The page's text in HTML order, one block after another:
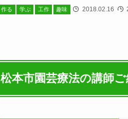
作る 学ぶ 工作 趣味 2018.02.16
松本市園芸療法の講師